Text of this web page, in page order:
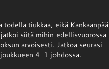
todella tiukkaa, eikä Kankaanpää
siitä mihin edellisvuorossa
arvoisesti. Jatkoa seurasi
4-1 johdossa.